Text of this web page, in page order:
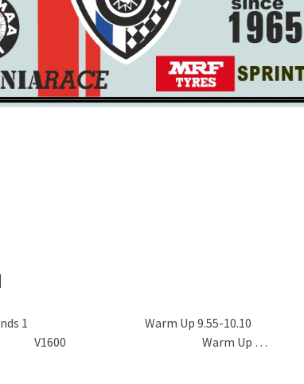
Legends 1 Warm Up 9.55-10.10
V1600 Warm Up …